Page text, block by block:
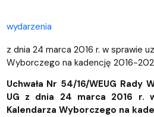
wydarzenia
z dnia 24 marca 2016 r. w sprawie
Wyborczego na kadencję 2016-
Uchwała Nr 54/16/WEUG Rady
UG z dnia 24 marca 2016 r.
Kalendarza Wyborczego na